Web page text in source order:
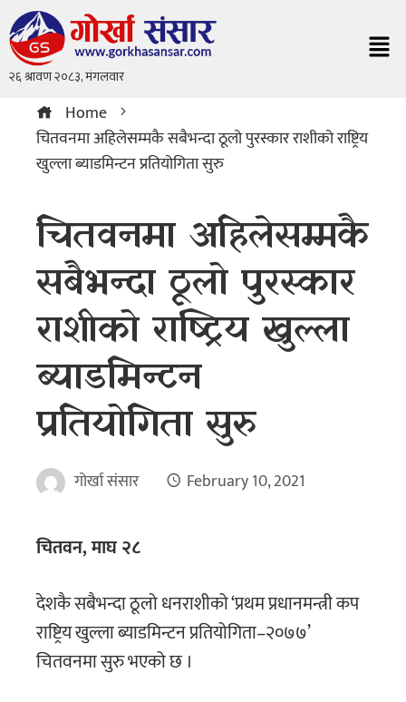
Home
चितवनमा अहिलेसम्मकै सबैभन्दा ठूलो पुरस्कार राशीको राष्ट्रिय
खुल्ला ब्याडमिन्टन प्रतियोगिता सुरु
चितवनमा अहिलेसम्मकै
सबैभन्दा ठूलो पुरस्कार
राशीको राष्ट्रिय खुल्ला
ब्याडमिन्टन
प्रतियोगिता सुरु
गोर्खा संसार February 10, 2021
चितवन, माघ २८
देशकै सबैभन्दा ठूलो धनराशीको ‘प्रथम प्रधानमन्त्री कप
राष्ट्रिय खुल्ला ब्याडमिन्टन प्रतियोगिता–२०७७’
चितवनमा सुरु भएको छ ।